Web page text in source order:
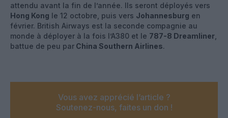
attendu avant la fin de l’année. Ils seront déployés vers
Hong Kong le 12 octobre, puis vers Johannesburg en
février. British Airways est la seconde compagnie au
monde à déployer à la fois l’A380 et le 787-8 Dreamliner
battue de peu par China Southern Airlines.
Vous avez apprécié l’article ?
Soutenez-nous, faites un don !